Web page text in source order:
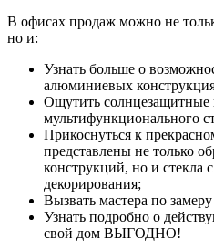
В офисах продаж можно не
но и:
Узнать больше о
алюминиевых
Ощутить солнцезащитные
мультифункционального
Прикоснуться к
представлены не только
конструкций, но и стекла
декорирования;
Вызвать мастера по
Узнать подробно о
свой дом ВЫГОДНО!